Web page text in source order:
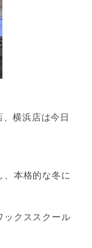
横浜店は今日
、本格的な冬に
ックススクール